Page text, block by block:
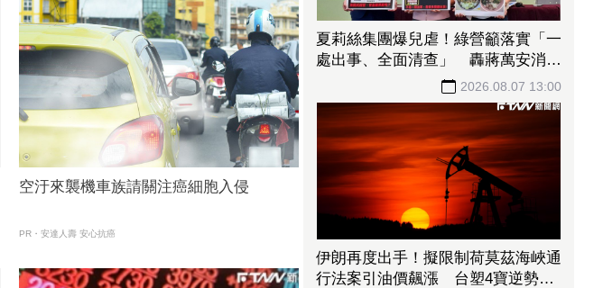
空汙來襲機車族請關注癌細胞入侵
PR・安達人壽 安心抗癌
夏莉絲集團爆兒虐！綠營籲落實「一
處出事、全面清查」 轟蔣萬安消極
2026.08.07 13:00
伊朗再度出手！擬限制荷莫茲海峽通
行法案引油價飆漲 台塑4寶逆勢勁